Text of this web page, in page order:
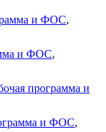
и ФОС,
и ФОС,
программа и
и ФОС,